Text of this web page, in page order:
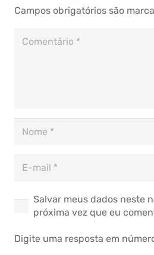
Campos obrigatórios são
Salvar meus dados neste
próxima vez que eu
Digite uma resposta em